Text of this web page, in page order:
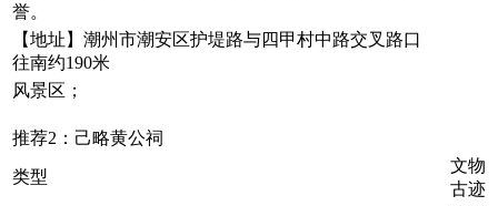
誉。
【地址】潮州市潮安区护堤路与四甲村中路交叉路口
往南约190米
风景区；
推荐2：己略黄公祠
类型
文物
古迹